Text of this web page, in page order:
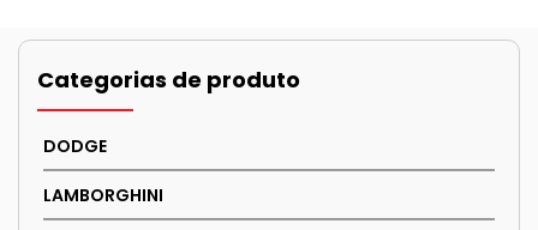
multiple
variants.
be
chosen
Categorias de produto
DODGE
LAMBORGHINI